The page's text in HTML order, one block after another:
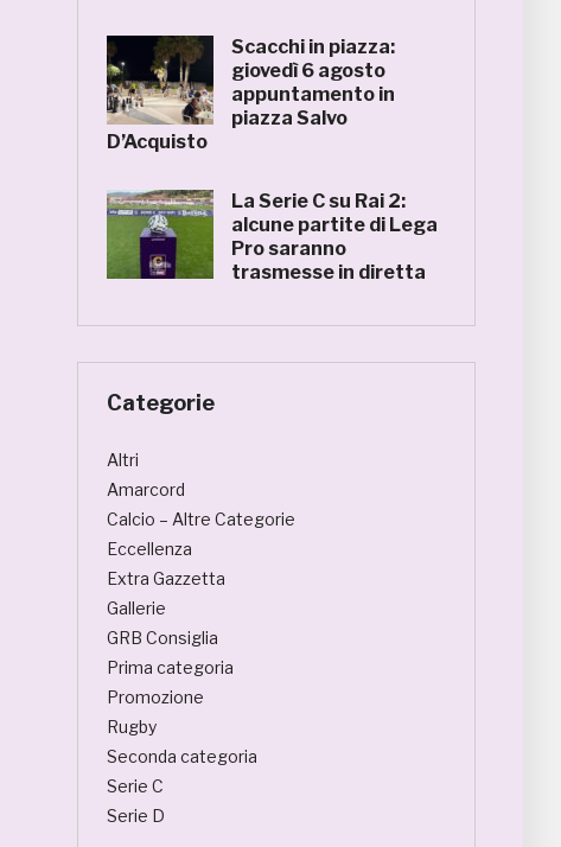
Scacchi in piazza:
giovedì 6 agosto
appuntamento in
piazza Salvo
D’Acquisto
La Serie C su Rai 2:
alcune partite di Lega
Pro saranno
trasmesse in diretta
Categorie
Altri
Amarcord
Calcio – Altre Categorie
Eccellenza
Extra Gazzetta
Gallerie
GRB Consiglia
Prima categoria
Promozione
Rugby
Seconda categoria
Serie C
Serie D